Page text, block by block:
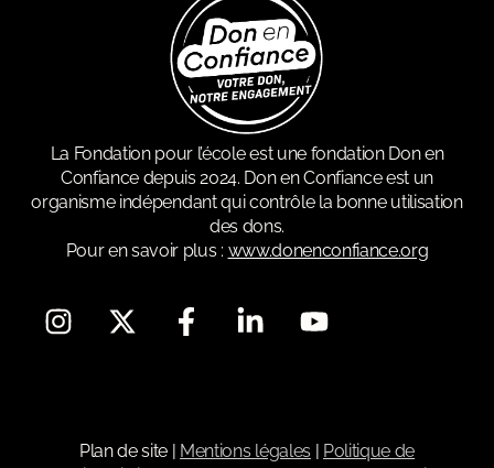
La Fondation pour l’école est une fondation Don en
Confiance depuis 2024. Don en Confiance est un
organisme indépendant qui contrôle la bonne utilisation
des dons.
Pour en savoir plus : www.donenconfiance.org
Plan de site Mentions légales
Politique de